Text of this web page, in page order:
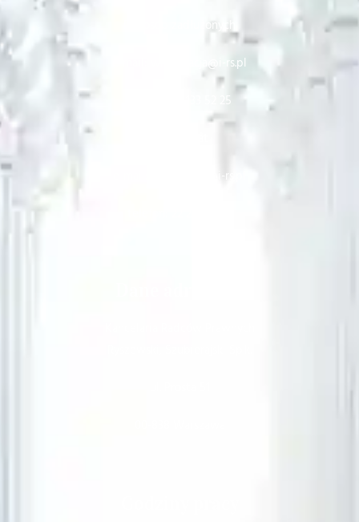
Dla osób zadłużonych
e-mail: windykacja@i-rs.pl
telefon: 22 133 52 25
e-mail: sekretariat@i-rs.pl